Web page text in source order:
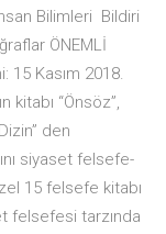
Bilimleri Bildiri
ÖNEMLİ
15 Kasım 2018.
kitabı “Önsöz”,
den
siyaset felsefe-
15 felsefe kitabı
felsefesi tarzında